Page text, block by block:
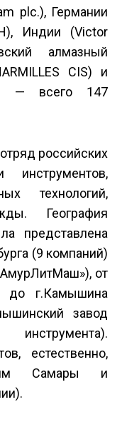
plc.), Германии
Индии (Victor
алмазный
CIS) и
— всего 147
российских
инструментов,
технологий,
География
представлена
(9 компаний)
от
до г.Камышина
завод
естественно,
Самары и